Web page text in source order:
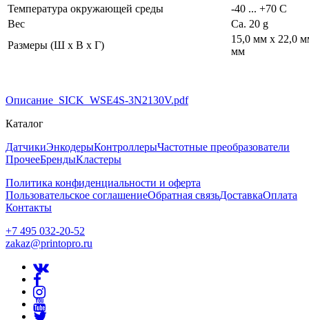
Температура окружающей среды
-40 ... +70 С
Вес
Ca. 20 g
Размеры (Ш x В x Г)
15,0 мм x 22,0
мм
Описание_SICK_WSE4S-3N2130V.pdf
Каталог
ДатчикиЭнкодерыКонтроллерыЧастотные преобразователи
ПрочееБрендыКластеры
Политика конфиденциальности и оферта
Пользовательское соглашениеОбратная связьДоставкаОплата
Контакты
+7 495 032-20-52
zakaz@printopro.ru